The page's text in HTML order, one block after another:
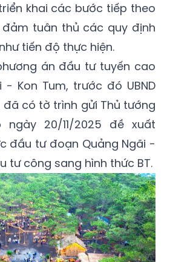
khai các bước tiếp theo
tuân thủ các quy định
tiến độ thực hiện.
án đầu tư tuyến cao
- Kon Tum, trước đó UBND
đã có tờ trình gửi Thủ tướng
ngày 20/11/2025 đề xuất
đầu tư đoạn Quảng Ngãi -
tư công sang hình thức BT.